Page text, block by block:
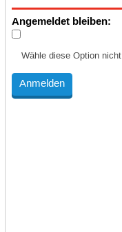
Angemeldet bleiben:
Wähle diese Option